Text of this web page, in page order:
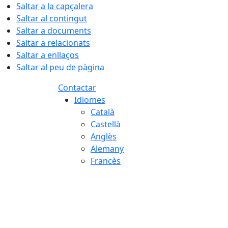
Saltar a la capçalera
Saltar al contingut
Saltar a documents
Saltar a relacionats
Saltar a enllaços
Saltar al peu de pàgina
Contactar
Idiomes
Català
Castellà
Anglès
Alemany
Francès